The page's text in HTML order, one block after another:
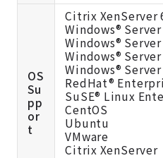
OS
Su
pp
or
t
Citrix XenServer
Windows®
Windows® Server
Windows®
Windows® Server
RedHat®
SuSE® Linux
CentOS
Ubuntu
VMware
Citrix XenServer